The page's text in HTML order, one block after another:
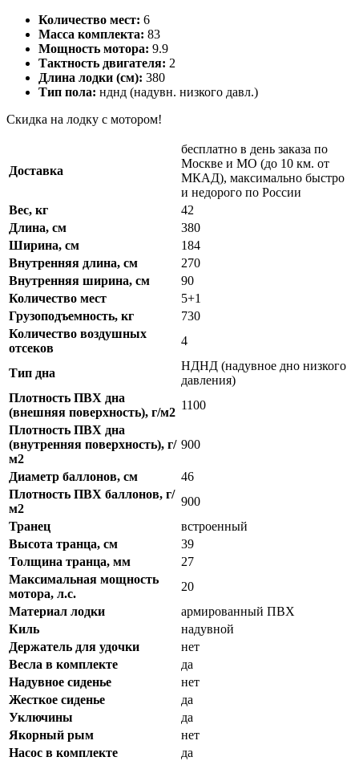
Количество мест: 6
Масса комплекта: 83
Мощность мотора: 9.9
Тактность двигателя: 2
Длина лодки (см): 380
Тип пола: нднд (надувн. низкого давл.)
Скидка на лодку с мотором!
Доставка
бесплатно в день заказа по
Москве и МО (до 10 км. от
МКАД), максимально быстро
и недорого по России
Вес, кг
42
Длина, см
380
Ширина, см
184
Внутренняя длина, см
270
Внутренняя ширина, см
90
Количество мест
5+1
Грузоподъемность, кг
730
Количество воздушных
отсеков
4
Тип дна
НДНД (надувное дно низкого
давления)
Плотность ПВХ дна
(внешняя поверхность), г/м2
1100
Плотность ПВХ дна
(внутренняя поверхность), г/
м2
900
Диаметр баллонов, см
46
Плотность ПВХ баллонов, г/
м2
900
Транец
встроенный
Высота транца, см
39
Толщина транца, мм
27
Максимальная мощность
мотора, л.с.
20
Материал лодки
армированный ПВХ
Киль
надувной
Держатель для удочки
нет
Весла в комплекте
да
Надувное сиденье
нет
Жесткое сиденье
да
Уключины
да
Якорный рым
нет
Насос в комплекте
да